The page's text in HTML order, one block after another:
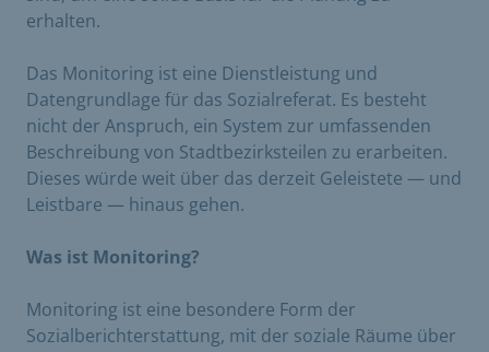
erhalten.
Das Monitoring ist eine Dienstleistung und
Datengrundlage für das Sozialreferat. Es besteht
nicht der Anspruch, ein System zur umfassenden
Beschreibung von Stadtbezirksteilen zu erarbeiten.
Dieses würde weit über das derzeit Geleistete — und
Leistbare — hinaus gehen.
Was ist Monitoring?
Monitoring ist eine besondere Form der
Sozialberichterstattung, mit der soziale Räume über